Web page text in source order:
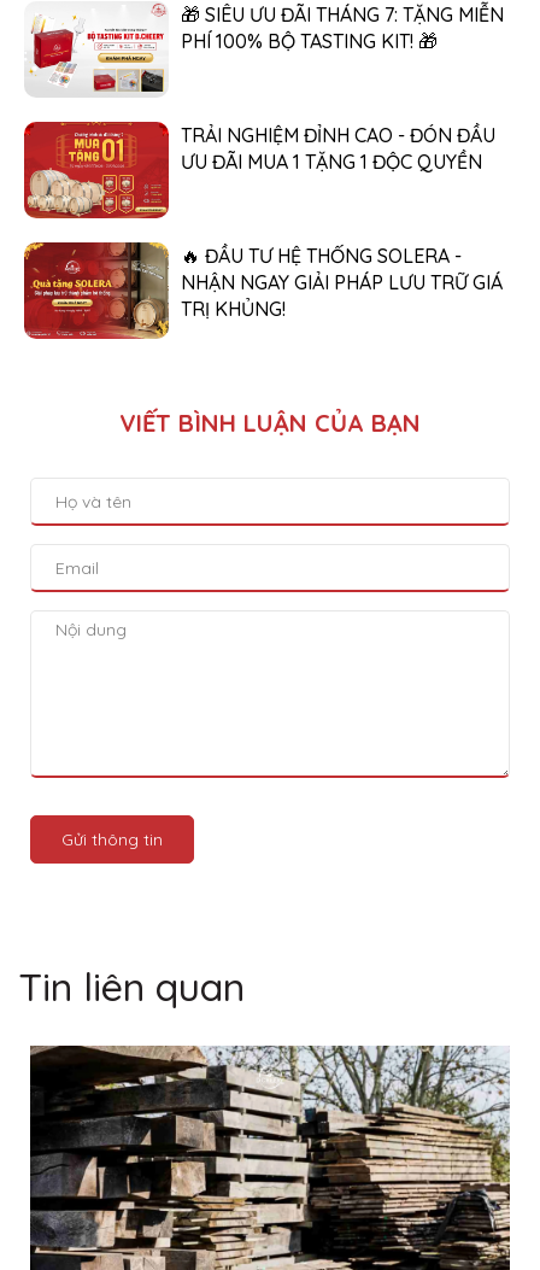
🎁 SIÊU ƯU ĐÃI THÁNG 7: TẶNG MIỄN
PHÍ 100% BỘ TASTING KIT! 🎁
TRẢI NGHIỆM ĐỈNH CAO - ĐÓN ĐẦU
ƯU ĐÃI MUA 1 TẶNG 1 ĐỘC QUYỀN
🔥 ĐẦU TƯ HỆ THỐNG SOLERA -
NHẬN NGAY GIẢI PHÁP LƯU TRỮ GIÁ
TRỊ KHỦNG!
VIẾT BÌNH LUẬN CỦA BẠN
Gửi thông tin
Tin liên quan